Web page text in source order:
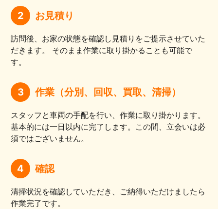
2 お見積り
訪問後、お家の状態を確認し見積りをご提示させていた
だきます。 そのまま作業に取り掛かることも可能で
す。
3 作業（分別、回収、買取、清掃）
スタッフと車両の手配を行い、作業に取り掛かります。
基本的には一日以内に完了します。この間、立会いは必
須ではございません。
4 確認
清掃状況を確認していただき、ご納得いただけましたら
作業完了です。